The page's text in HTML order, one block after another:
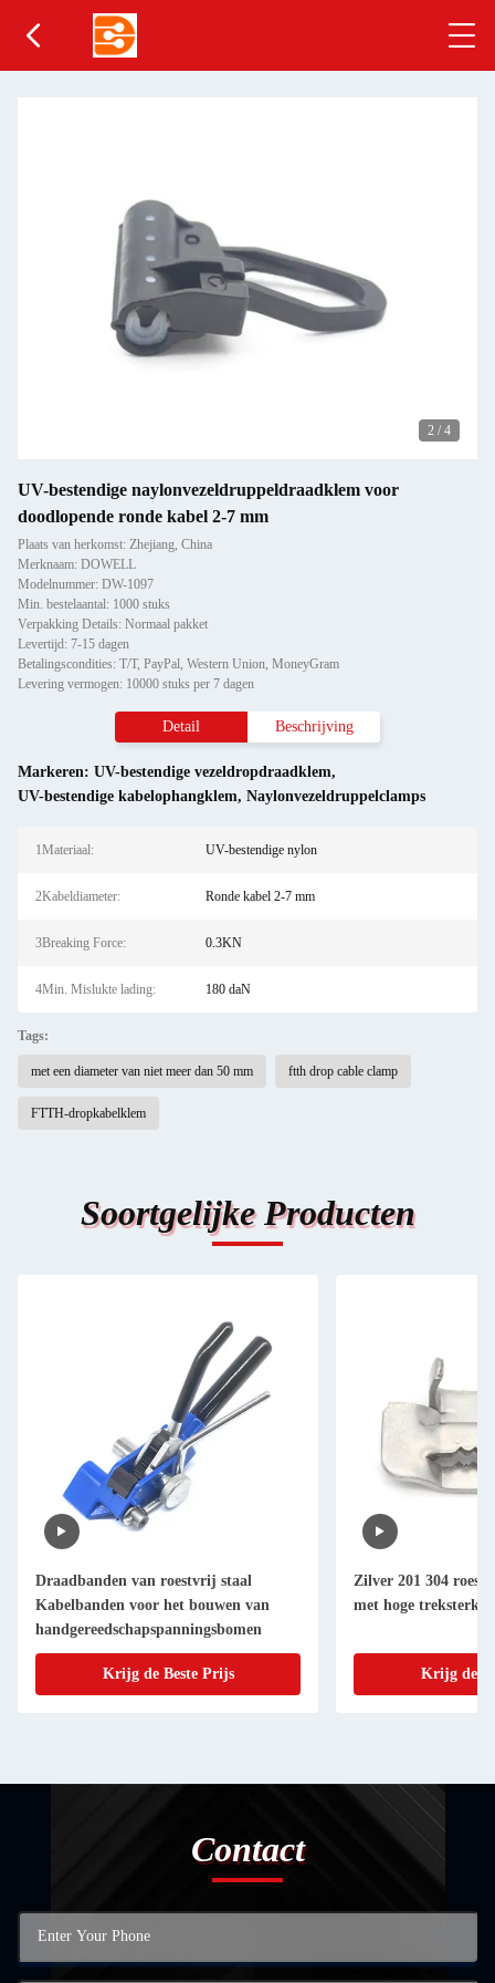
2 / 4
UV-bestendige naylonvezeldruppeldraadklem voor
doodlopende ronde kabel 2-7 mm
Plaats van herkomst: Zhejiang, China
Merknaam: DOWELL
Modelnummer: DW-1097
Min. bestelaantal: 1000 stuks
Verpakking Details: Normaal pakket
Levertijd: 7-15 dagen
Betalingscondities: T/T, PayPal, Western Union, MoneyGram
Levering vermogen: 10000 stuks per 7 dagen
Detail Beschrijving
Markeren: UV-bestendige vezeldropdraadklem,
UV-bestendige kabelophangklem, Naylonvezeldruppelclamps
1Materiaal: UV-bestendige nylon
2Kabeldiameter: Ronde kabel 2-7 mm
3Breaking Force: 0.3KN
4Min. Mislukte lading: 180 daN
Tags:
met een diameter van niet meer dan 50 mm ftth drop cable clamp
FTTH-dropkabelklem
Soortgelijke Producten
Draadbanden van roestvrij staal
Kabelbanden voor het bouwen van
handgereedschapspanningsbomen
Krijg de Beste Prijs
Zilver 201 304
met hoge treksterkte
Krijg de
Contact